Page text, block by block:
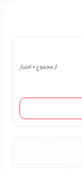
از مجموع 0 امتیاز